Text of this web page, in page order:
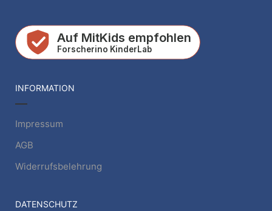
INFORMATION
Impressum
AGB
Widerrufsbelehrung
DATENSCHUTZ